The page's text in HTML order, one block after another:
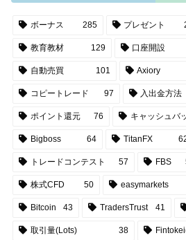
ボーナス 285 プレゼント
教育教材 129 口座開設
自動売買 101 Axiory
コピートレード 97 入出金方法
ポイント還元 76 キャッシュバ
Bigboss 64 TitanFX
トレードコンテスト 57 FBS
株式CFD 50 easymarkets
Bitcoin 43 TradersTrust 41
取引量(Lots) 38